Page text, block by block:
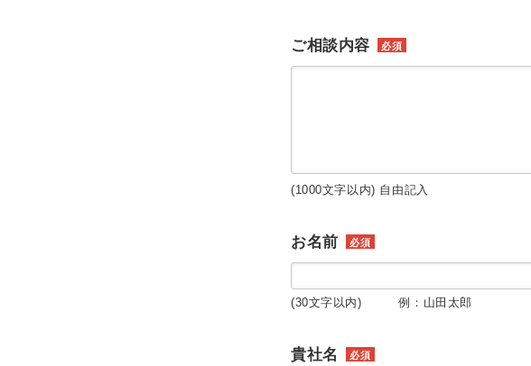
ご相談内容 必須
(1000文字以内) 自由記入
お名前 必須
(30文字以内) 例：山田太郎
貴社名 必須